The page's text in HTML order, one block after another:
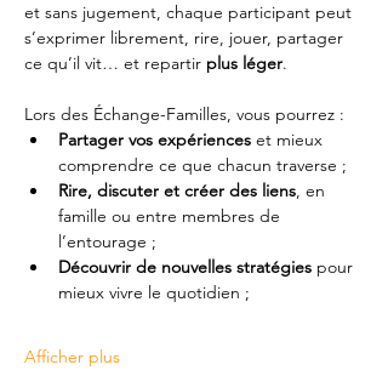
et sans jugement, chaque participant peut
s’exprimer librement, rire, jouer, partager
ce qu’il vit… et repartir plus léger.
Lors des Échange-Familles, vous pourrez :
Partager vos expériences et mieux
comprendre ce que chacun traverse ;
Rire, discuter et créer des liens, en
famille ou entre membres de
l’entourage ;
Découvrir de nouvelles stratégies pour
mieux vivre le quotidien ;
Afficher plus